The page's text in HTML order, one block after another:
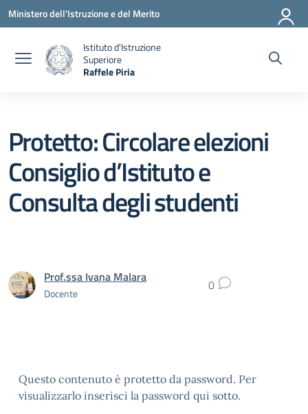
Vai ai contenuti
Vai al menu di navigazione
Vai al footer
Ministero dell'Istruzione e del Merito
Istituto d'Istruzione
Superiore
Raffele Piria
Protetto: Circolare elezioni
Consiglio d’Istituto e
Consulta degli studenti
Prof.ssa Ivana Malara
Docente 0
Questo contenuto è protetto da password. Per
visualizzarlo inserisci la password qui sotto.